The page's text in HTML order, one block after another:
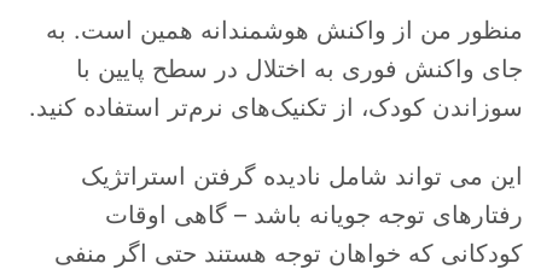
منظور من از واکنش هوشمندانه همین است. به
جای واکنش فوری به اختلال در سطح پایین با
سوزاندن کودک، از تکنیک‌های نرم‌تر استفاده کنید.
این می تواند شامل نادیده گرفتن استراتژیک
رفتارهای توجه جویانه باشد – گاهی اوقات
کودکانی که خواهان توجه هستند حتی اگر منفی